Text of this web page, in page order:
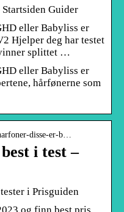
Guider
eller Babyliss er
Hjelper deg har testet
splittet …
eller Babyliss er
hårfønerne som
disse-er-b…
i test –
i Prisguiden
og finn best pris